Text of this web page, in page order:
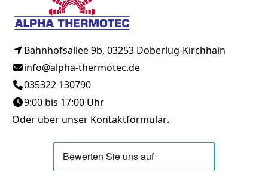
Bahnhofsallee 9b, 03253 Doberlug-Kirchhain
info@alpha-thermotec.de
035322 130790
9:00 bis 17:00 Uhr
Oder über unser Kontaktformular.